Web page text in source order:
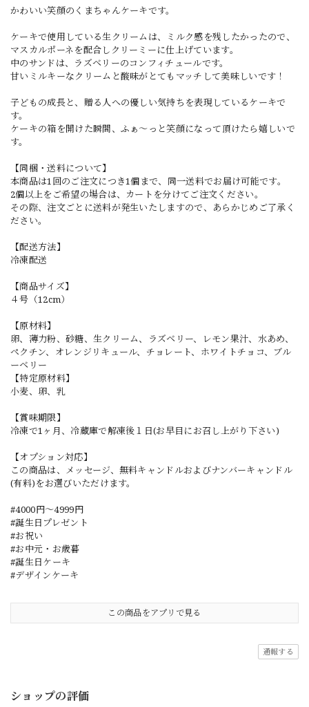
かわいい笑顔のくまちゃんケーキです。
ケーキで使用している生クリームは、ミルク感を残したかったので、
マスカルポーネを配合しクリーミーに仕上げています。
中のサンドは、ラズベリーのコンフィチュールです。
甘いミルキーなクリームと酸味がとてもマッチして美味しいです！
子どもの成長と、贈る人への優しい気持ちを表現しているケーキで
す。
ケーキの箱を開けた瞬間、ふぁ〜っと笑顔になって頂けたら嬉しいで
す。
【同梱・送料について】
本商品は1回のご注文につき1個まで、同一送料でお届け可能です。
2個以上をご希望の場合は、カートを分けてご注文ください。
その際、注文ごとに送料が発生いたしますので、あらかじめご了承く
ださい。
【配送方法】
冷凍配送
【商品サイズ】
４号（12cm）
【原材料】
卵、薄力粉、砂糖、生クリーム、ラズベリー、レモン果汁、水あめ、
ペクチン、オレンジリキュール、チョレート、ホワイトチョコ、ブル
ーベリー
【特定原材料】
小麦、卵、乳
【賞味期限】
冷凍で1ヶ月、冷蔵庫で解凍後１日(お早目にお召し上がり下さい)
【オプション対応】
この商品は、メッセージ、無料キャンドルおよびナンバーキャンドル
(有料)をお選びいただけます。
#4000円〜4999円
#誕生日プレゼント
#お祝い
#お中元・お歳暮
#誕生日ケーキ
#デザインケーキ
この商品をアプリで見る
通報する
ショップの評価